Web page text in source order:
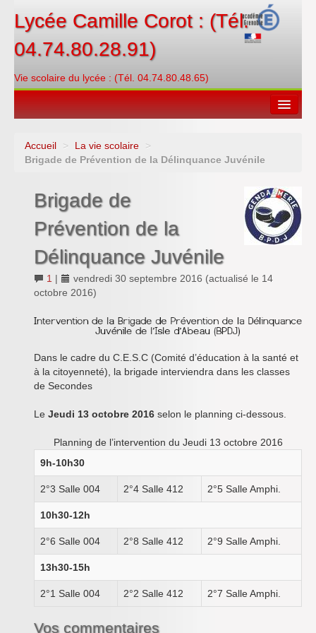
Lycée Camille Corot : (Tél.
04.74.80.28.91)
Vie scolaire du lycée : (Tél. 04.74.80.48.65)
Espace restauration
Contacter
Créditer/Réserver
ENT
Inforizon
Esidoc
Arena Grenoble
Accueil > La vie scolaire
>
Brigade de Prévention de la Délinquance Juvénile
Brigade de
Prévention de la
Délinquance Juvénile
1 | vendredi 30 septembre 2016 (actualisé le 14
octobre 2016)
Dans le cadre du C.E.S.C (Comité d’éducation à la santé et
à la citoyenneté), la brigade interviendra dans les classes
de Secondes
Le Jeudi 13 octobre 2016 selon le planning ci-dessous.
Planning de l’intervention du Jeudi 13 octobre 2016
9h-10h30
2°3 Salle 004 2°4 Salle 412 2°5 Salle Amphi.
10h30-12h
2°6 Salle 004 2°8 Salle 412 2°9 Salle Amphi.
13h30-15h
2°1 Salle 004 2°2 Salle 412 2°7 Salle Amphi.
Vos commentaires